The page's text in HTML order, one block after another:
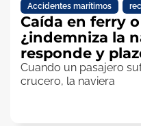
Accidentes marítimos
Caída en ferry
¿indemniza la
responde y
Cuando un pasajero
crucero, la naviera